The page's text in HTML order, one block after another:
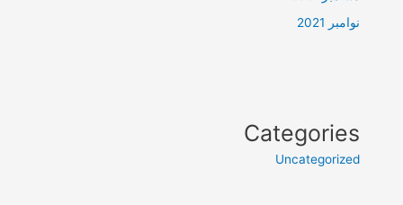
نوامبر 2021
Categories
Uncategorized